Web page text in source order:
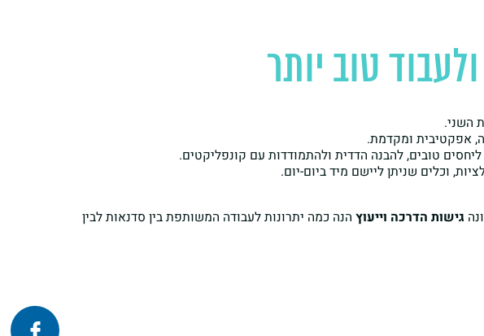
טוב יותר
השני.
אפקטיבית ומקדמת.
טובים, להבנה הדדית ולהתמודדות עם קונפליקטים.
וכלים שניתן ליישם מיד ביום-יום.
גישות הדרכה וייעוץ הנה כמה יתרונות לעבודה המשותפת בין סדנאות לבין